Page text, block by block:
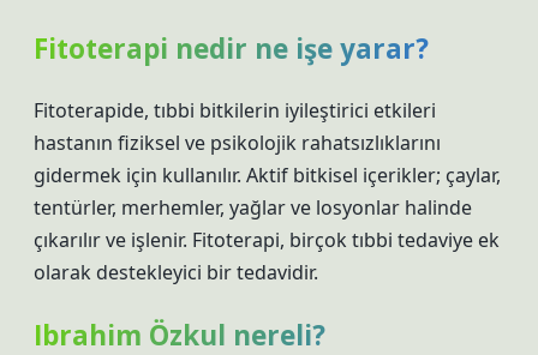
Fitoterapi nedir ne işe yarar?
Fitoterapide, tıbbi bitkilerin iyileştirici etkileri
hastanın fiziksel ve psikolojik rahatsızlıklarını
gidermek için kullanılır. Aktif bitkisel içerikler; çaylar,
tentürler, merhemler, yağlar ve losyonlar halinde
çıkarılır ve işlenir. Fitoterapi, birçok tıbbi tedaviye ek
olarak destekleyici bir tedavidir.
Ibrahim Özkul nereli?